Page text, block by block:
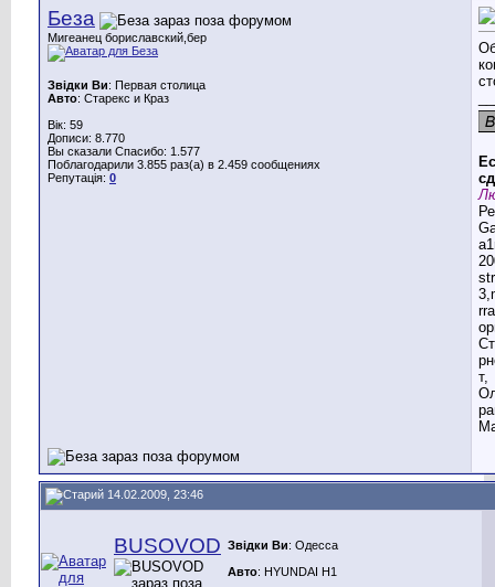
Беза
Мигеанец бориславский,бер
Звідки Ви: Первая столица
Авто: Старекс и Краз
Вік: 59
Дописи: 8.770
Вы сказали Спасибо: 1.577
Поблагодарили 3.855 раз(а) в 2.459 сообщениях
Репутація: 0
т,
14.02.2009, 23:46
BUSOVOD Звідки Ви: Одесса
Авто: HYUNDAI H1